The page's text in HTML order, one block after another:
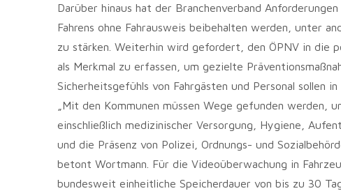
Darüber hinaus hat der Branchenverband
Fahrens ohne Fahrausweis beibehalten werden, unter
zu stärken. Weiterhin wird gefordert, den ÖPNV in die
als Merkmal zu erfassen, um gezielte
Sicherheitsgefühls von Fahrgästen und Personal sollen
„Mit den Kommunen müssen Wege gefunden werden,
einschließlich medizinischer Versorgung, Hygiene,
und die Präsenz von Polizei, Ordnungs- und
betont Wortmann. Für die Videoüberwachung in
bundesweit einheitliche Speicherdauer von bis zu 30